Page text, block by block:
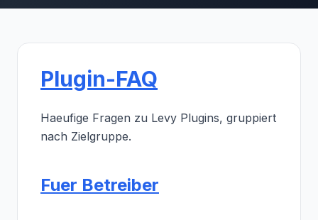
Plugin-FAQ
Haeufige Fragen zu Levy Plugins, gruppiert
nach Zielgruppe.
Fuer Betreiber